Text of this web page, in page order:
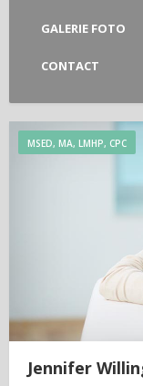
GALERIE FOTO
CONTACT
MSED, MA, LMHP, CPC
Jennifer